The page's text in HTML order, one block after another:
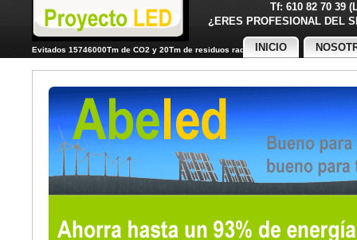
Tf: 610 82 70 39
¿ERES PROFESIONAL
Evitados 15746000Tm de CO2 y 20Tm de residuos radiactivos
INICIO